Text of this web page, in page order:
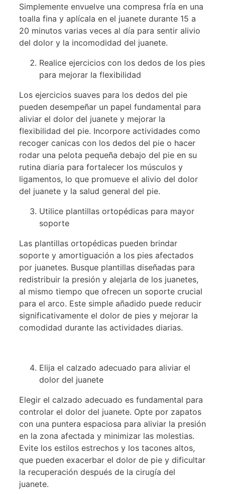
Simplemente envuelve una compresa fría en una
toalla fina y aplícala en el juanete durante 15 a
20 minutos varias veces al día para sentir alivio
del dolor y la incomodidad del juanete.
Realice ejercicios con los dedos de los pies
para mejorar la flexibilidad
Los ejercicios suaves para los dedos del pie
pueden desempeñar un papel fundamental para
aliviar el dolor del juanete y mejorar la
flexibilidad del pie. Incorpore actividades como
recoger canicas con los dedos del pie o hacer
rodar una pelota pequeña debajo del pie en su
rutina diaria para fortalecer los músculos y
ligamentos, lo que promueve el alivio del dolor
del juanete y la salud general del pie.
Utilice plantillas ortopédicas para mayor
soporte
Las plantillas ortopédicas pueden brindar
soporte y amortiguación a los pies afectados
por juanetes. Busque plantillas diseñadas para
redistribuir la presión y alejarla de los juanetes,
al mismo tiempo que ofrecen un soporte crucial
para el arco. Este simple añadido puede reducir
significativamente el dolor de pies y mejorar la
comodidad durante las actividades diarias.
Elija el calzado adecuado para aliviar el
dolor del juanete
Elegir el calzado adecuado es fundamental para
controlar el dolor del juanete. Opte por zapatos
con una puntera espaciosa para aliviar la presión
en la zona afectada y minimizar las molestias.
Evite los estilos estrechos y los tacones altos,
que pueden exacerbar el dolor de pie y dificultar
la recuperación después de la cirugía del
juanete.